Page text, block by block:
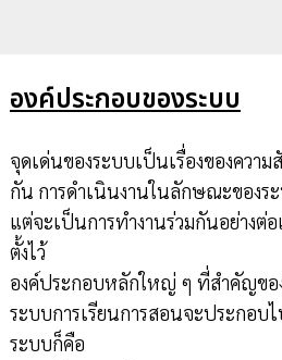
องค์ประกอบของระบบ
จุดเด่นของระบบเป็นเรื่องของควา
กัน การดำเนินงานในลักษณะของร
แต่จะเป็นการทำงานร่วมกันอย่างต่
ตั้งไว้
องค์ประกอบหลักใหญ่ ๆ ที่สำคัญข
ระบบการเรียนการสอนจะประกอบ
ระบบก็คือ